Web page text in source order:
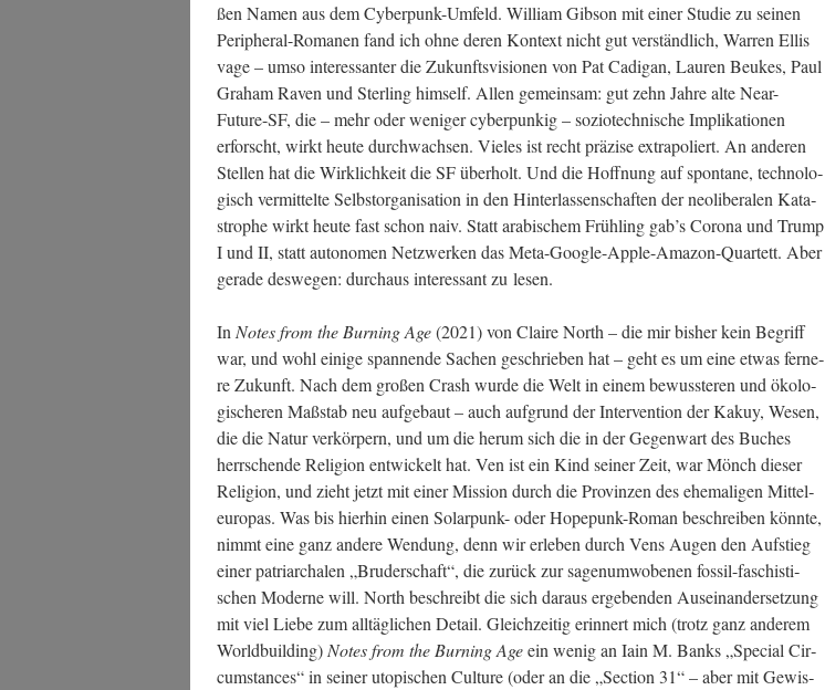
ßen Namen aus dem Cyber­punk-Umfeld. Wil­liam Gib­son mit einer Stu­die zu sei­nen
Peri­phe­ral-Roma­nen fand ich ohne deren Kon­text nicht gut ver­ständ­lich, War­ren Ellis
vage – umso inter­es­san­ter die Zukunfts­vi­sio­nen von Pat Cadi­gan, Lau­ren Beu­kes, Paul
Gra­ham Raven und Ster­ling hims­elf. Allen gemein­sam: gut zehn Jah­re alte Near-
Future-SF, die – mehr oder weni­ger cyber­pun­kig – sozio­tech­ni­sche Impli­ka­tio­nen
erforscht, wirkt heu­te durch­wach­sen. Vie­les ist recht prä­zi­se extra­po­liert. An ande­ren
Stel­len hat die Wirk­lich­keit die SF über­holt. Und die Hoff­nung auf spon­ta­ne, tech­no­lo­
gisch ver­mit­tel­te Selbst­or­ga­ni­sa­ti­on in den Hin­ter­las­sen­schaf­ten der neo­li­be­ra­len Kata­
stro­phe wirkt heu­te fast schon naiv. Statt ara­bi­schem Früh­ling gab’s Coro­na und Trump
I und II, statt auto­no­men Netz­wer­ken das Meta-Goog­le-Apple-Ama­zon-Quar­tett. Aber
gera­de des­we­gen: durch­aus inter­es­sant zu lesen.
In Notes from the Bur­ning Age(2021) von Clai­re North – die mir bis­her kein Begriff
war, und wohl eini­ge span­nen­de Sachen geschrie­ben hat – geht es um eine etwas fer­ne­
re Zukunft. Nach dem gro­ßen Crash wur­de die Welt in einem bewuss­te­ren und öko­lo­
gi­sche­ren Maß­stab neu auf­ge­baut – auch auf­grund der Inter­ven­ti­on der Kakuy, Wesen,
die die Natur ver­kör­pern, und um die her­um sich die in der Gegen­wart des Buches
herr­schen­de Reli­gi­on ent­wi­ckelt hat. Ven ist ein Kind sei­ner Zeit, war Mönch die­ser
Reli­gi­on, und zieht jetzt mit einer Mis­si­on durch die Pro­vin­zen des ehe­ma­li­gen Mit­tel­
eu­ro­pas. Was bis hier­hin einen Solar­punk- oder Hope­punk-Roman beschrei­ben könn­te,
nimmt eine ganz ande­re Wen­dung, denn wir erle­ben durch Vens Augen den Auf­stieg
einer patri­ar­cha­len „Bru­der­schaft“, die zurück zur sagen­um­wo­be­nen fos­sil-faschis­ti­
schen Moder­ne will. North beschreibt die sich dar­aus erge­ben­den Aus­ein­an­der­set­zung
mit viel Lie­be zum all­täg­li­chen Detail. Gleich­zei­tig erin­nert mich (trotz ganz ande­rem
World­buil­ding) Notes from the Bur­ning Ageein wenig an Iain M. Banks „Spe­cial Cir­
cum­s­tances“ in sei­ner uto­pi­schen Cul­tu­re (oder an die „Sec­tion 31“ – aber mit Gewis­